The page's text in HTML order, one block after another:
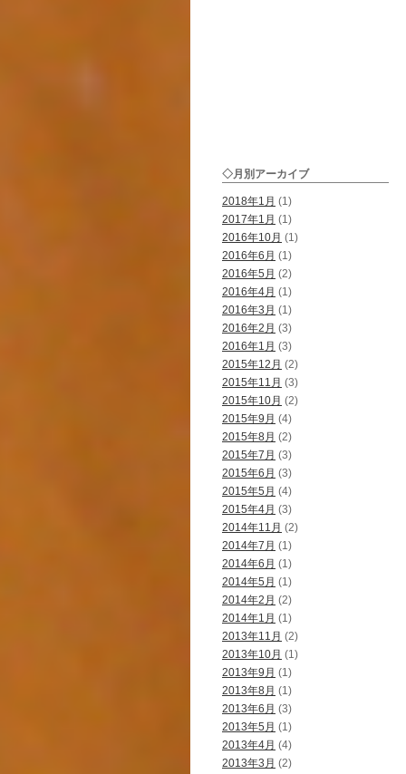
◇月別アーカイブ
2018年1月 (1)
2017年1月 (1)
2016年10月 (1)
2016年6月 (1)
2016年5月 (2)
2016年4月 (1)
2016年3月 (1)
2016年2月 (3)
2016年1月 (3)
2015年12月 (2)
2015年11月 (3)
2015年10月 (2)
2015年9月 (4)
2015年8月 (2)
2015年7月 (3)
2015年6月 (3)
2015年5月 (4)
2015年4月 (3)
2014年11月 (2)
2014年7月 (1)
2014年6月 (1)
2014年5月 (1)
2014年2月 (2)
2014年1月 (1)
2013年11月 (2)
2013年10月 (1)
2013年9月 (1)
2013年8月 (1)
2013年6月 (3)
2013年5月 (1)
2013年4月 (4)
2013年3月 (2)